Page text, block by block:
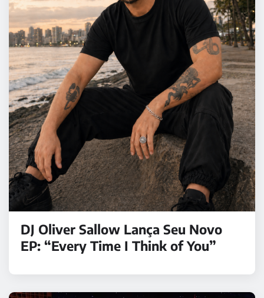
DJ Oliver Sallow Lança Seu Novo
EP: “Every Time I Think of You”